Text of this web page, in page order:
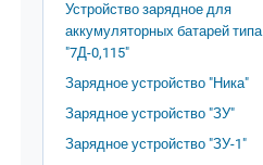
Устройство зарядное для
аккумуляторных батарей типа
"7Д-0,115"
Зарядное устройство "Ника"
Зарядное устройство "ЗУ"
Зарядное устройство "ЗУ-1"